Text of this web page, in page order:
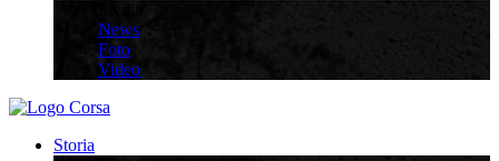
News
Foto
Video
Storia